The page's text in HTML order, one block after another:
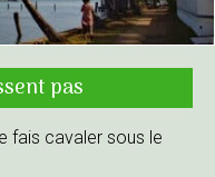
pas
fais cavaler sous le